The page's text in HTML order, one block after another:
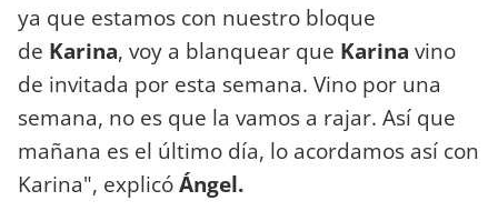
ya que estamos con nuestro bloque
de Karina, voy a blanquear que Karina vino
de invitada por esta semana. Vino por una
semana, no es que la vamos a rajar. Así que
mañana es el último día, lo acordamos así con
Karina", explicóÁngel.